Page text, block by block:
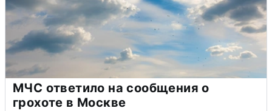
МЧС ответило на сообщения о
грохоте в Москве